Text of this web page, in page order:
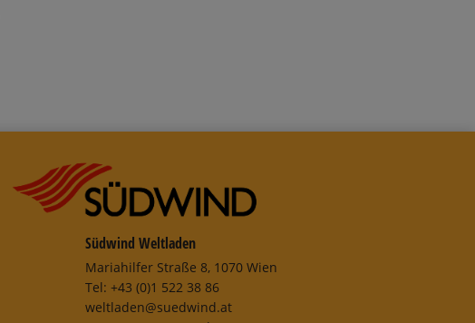
Südwind Weltladen
Mariahilfer Straße 8, 1070 Wien
Tel: +43 (0)1 522 38 86
weltladen@suedwind.at